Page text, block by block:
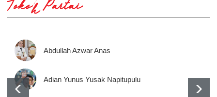
Tokoh Partai
Abdullah Azwar Anas
Adian Yunus Yusak Napitupulu